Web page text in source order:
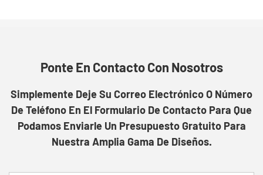
Ponte En Contacto Con Nosotros
Simplemente Deje Su Correo Electrónico O Número
De Teléfono En El Formulario De Contacto Para Que
Podamos Enviarle Un Presupuesto Gratuito Para
Nuestra Amplia Gama De Diseños.